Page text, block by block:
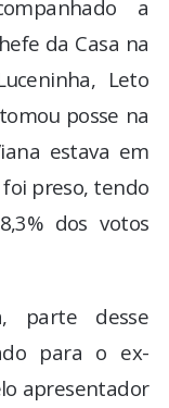
a
da Casa na
Leto
posse na
estava em
preso, tendo
dos votos
parte desse
para o ex-
apresentador